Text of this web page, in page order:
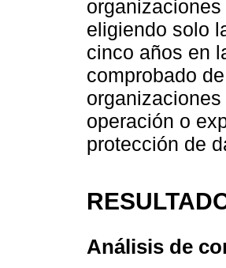
eligiendo solo
cinco años en
comprobado
operación o
protección de
Análisis de